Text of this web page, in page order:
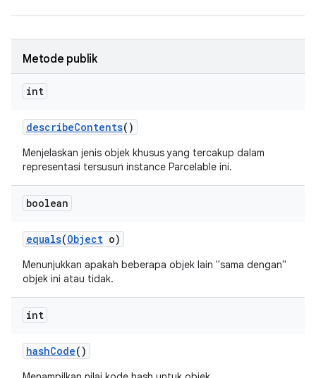
Metode publik
int
describeContents()
Menjelaskan jenis objek khusus yang tercakup dalam
representasi tersusun instance Parcelable ini.
boolean
equals(Object o)
Menunjukkan apakah beberapa objek lain "sama dengan"
objek ini atau tidak.
int
hashCode()